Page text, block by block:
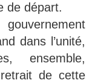
de départ.
dans l’unité,
ensemble,
de cette